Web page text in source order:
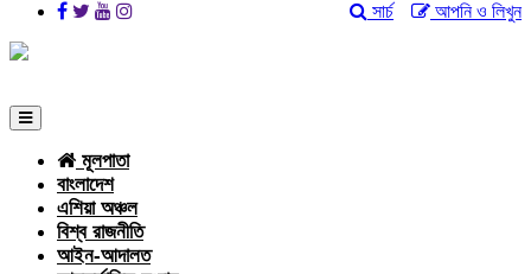
আপনি ও লিখুন
সার্চ
মূলপাতা
বাংলাদেশ
এশিয়া অঞ্চল
বিশ্ব রাজনীতি
আইন-আদালত